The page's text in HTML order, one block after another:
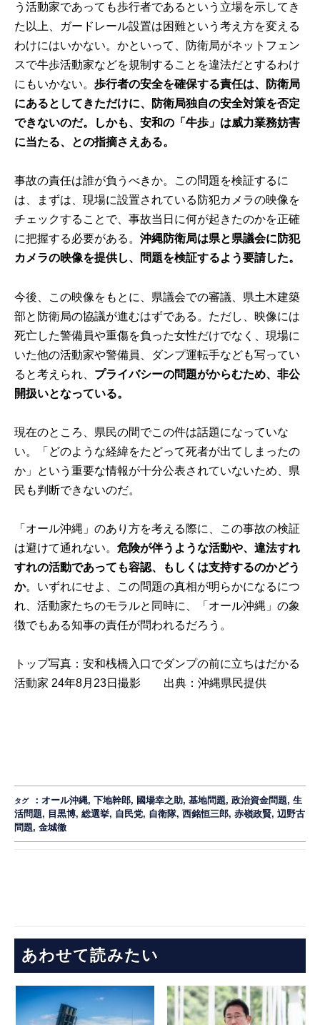
う活動家であっても歩行者であるという立場を示してき
た以上、ガードレール設置は困難という考え方を変える
わけにはいかない。かといって、防衛局がネットフェン
スで牛歩活動家などを規制することを違法だとするわけ
にもいかない。歩行者の安全を確保する責任は、防衛局
にあるとしてきただけに、防衛局独自の安全対策を否定
できないのだ。しかも、安和の「牛歩」は威力業務妨害
に当たる、との指摘さえある。
事故の責任は誰が負うべきか。この問題を検証するに
は、まずは、現場に設置されている防犯カメラの映像を
チェックすることで、事故当日に何が起きたのかを正確
に把握する必要がある。沖縄防衛局は県と県議会に防犯
カメラの映像を提供し、問題を検証するよう要請した。
今後、この映像をもとに、県議会での審議、県土木建築
部と防衛局の協議が進むはずである。ただし、映像には
死亡した警備員や重傷を負った女性だけでなく、現場に
いた他の活動家や警備員、ダンプ運転手なども写ってい
ると考えられ、 プライバシーの問題がからむため、非公
開扱いとなっている。
現在のところ、県民の間でこの件は話題になっていな
い。「どのような経緯をたどって死者が出てしまったの
か」という重要な情報が十分公表されていないため、県
民も判断できないのだ。
「オール沖縄」のあり方を考える際に、この事故の検証
は避けて通れない。危険が伴うような活動や、違法すれ
すれの活動であっても容認、もしくは支持するのかどう
か。 いずれにせよ、この問題の真相が明らかになるにつ
れ、活動家たちのモラルと同時に、「オール沖縄」の象
徴でもある知事の責任が問われるだろう。
トップ写真：安和桟橋入口でダンプの前に立ちはだかる
活動家 24年8月23日撮影 出典：沖縄県民提供
タグ ：オール沖縄,下地幹郎, 國場幸之助,基地問題,政治資金問題,生
活問題, 目黒博,総選挙, 自民党, 自衛隊,西銘恒三郎,赤嶺政賢,辺野古
問題,金城徹
あわせて読みたい